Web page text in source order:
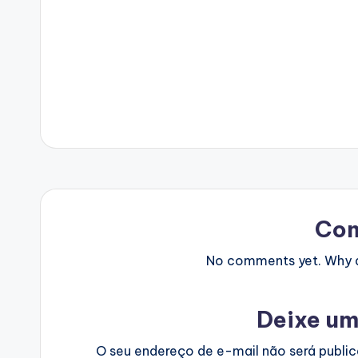
No comments yet. Why
Deixe
O seu endereço de e-mail não será